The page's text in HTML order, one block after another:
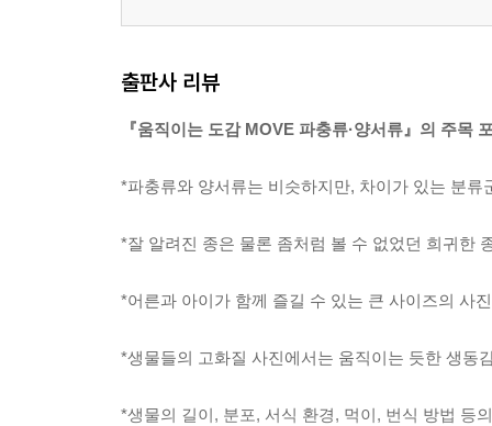
출판사 리뷰
『움직이는 도감 MOVE 파충류·양서류』의 주목
*파충류와 양서류는 비슷하지만, 차이가 있는 분
*잘 알려진 종은 물론 좀처럼 볼 수 없었던 희귀한
*어른과 아이가 함께 즐길 수 있는 큰 사이즈의 사
*생물들의 고화질 사진에서는 움직이는 듯한 생동
*생물의 길이, 분포, 서식 환경, 먹이, 번식 방법 등